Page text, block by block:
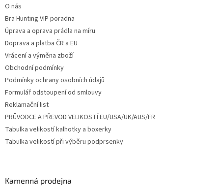
O nás
Bra Hunting VIP poradna
Úprava a oprava prádla na míru
Doprava a platba ČR a EU
Vrácení a výměna zboží
Obchodní podmínky
Podmínky ochrany osobních údajů
Formulář odstoupení od smlouvy
Reklamační list
PRŮVODCE A PŘEVOD VELIKOSTÍ EU/USA/UK/AUS/FR
Tabulka velikostí kalhotky a boxerky
Tabulka velikostí při výběru podprsenky
Kamenná prodejna